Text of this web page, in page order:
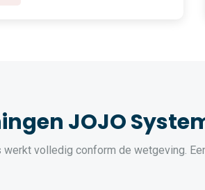
JOJO
volledig conform de wetgeving.